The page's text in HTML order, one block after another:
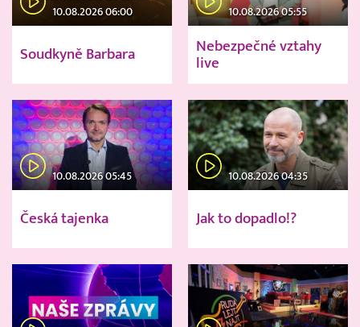
10.08.2026 06:00
Soudkyně Barbara
10.08.2026 05:55
Nebezpečné vztahy
live
10.08.2026 05:45
Česká tajenka
10.08.2026 04:35
Jak to dopadlo!?